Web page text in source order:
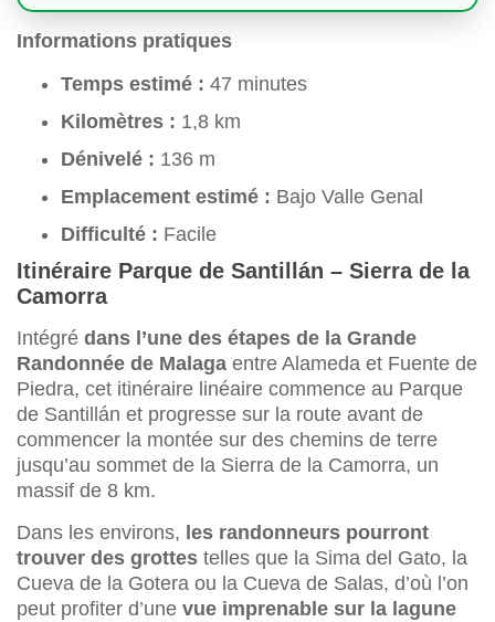
Informations pratiques
Temps estimé : 47 minutes
Kilomètres : 1,8 km
Dénivelé : 136 m
Emplacement estimé : Bajo Valle Genal
Difficulté : Facile
Itinéraire Parque de Santillán – Sierra de la
Camorra
Intégré dans l’une des étapes de la Grande
Randonnée de Malaga entre Alameda et Fuente de
Piedra, cet itinéraire linéaire commence au Parque
de Santillán et progresse sur la route avant de
commencer la montée sur des chemins de terre
jusqu’au sommet de la Sierra de la Camorra, un
massif de 8 km.
Dans les environs, les randonneurs pourront
trouver des grottes telles que la Sima del Gato, la
Cueva de la Gotera ou la Cueva de Salas, d’où l’on
peut profiter d’une vue imprenable sur la lagune